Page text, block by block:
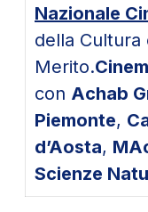
Nazionale
della Cultura
Merito.
con Achab
Piemonte,
d’Aosta,
Scienze